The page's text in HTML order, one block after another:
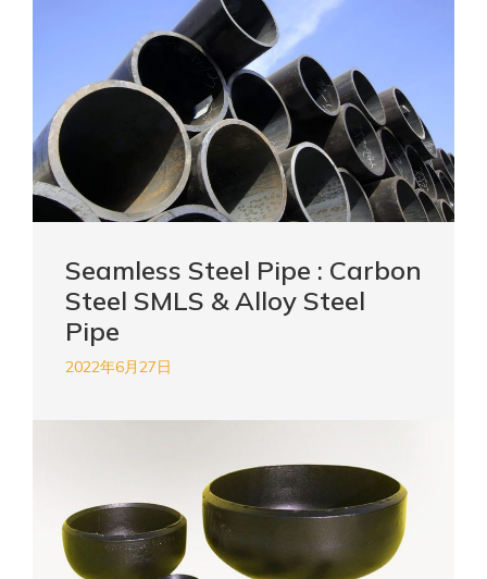
Seamless Steel Pipe : Carbon
Steel SMLS & Alloy Steel
Pipe
2022年6月27日